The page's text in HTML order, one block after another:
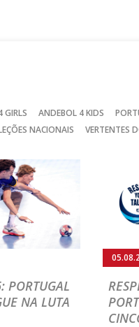
GIRLS ANDEBOL 4 KIDS
NACIONAIS VERTENTES
PORTUGAL
NA LUTA